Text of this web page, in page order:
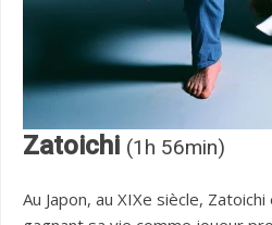
Zatoichi (1h 56min)
Au Japon, au XIXe siècle,